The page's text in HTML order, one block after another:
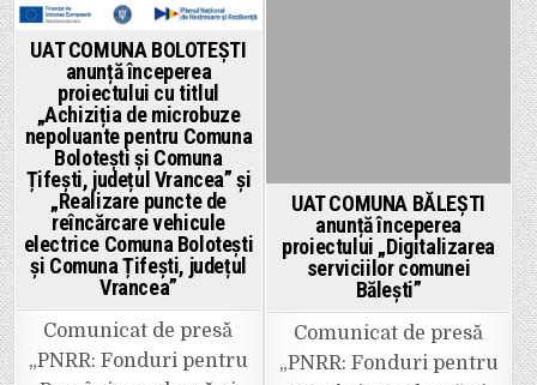
finanțare
pentru
proiectul
„Transpunerea
GIS
a
documentațiilor
de
amenajare
a
teritoriului
și
de
planificare
urbană
în
Bordești,
județul
Vrancea;
Realizare
stații
biciclete
comuna
Spulber,
Vrancea”
Posted
UAT COMUNA BOLOTEȘTI
anunță începerea
proiectului cu titlul
„Achiziția de microbuze
nepoluante pentru Comuna
Bolotești și Comuna
Țifești, județul Vrancea” și
„Realizare puncte de
reîncărcare vehicule
electrice Comuna Bolotești
și Comuna Țifești, județul
Vrancea”
Comunicat de presă
„PNRR: Fonduri pentru
UAT COMUNA BĂLEȘTI
anunță începerea
proiectului „Digitalizarea
serviciilor comunei
Bălești”
Comunicat de presă
„PNRR: Fonduri pentru